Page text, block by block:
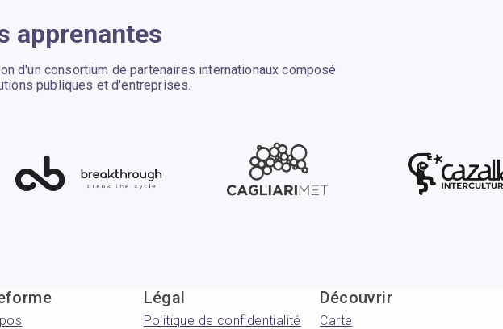
apprenantes
d'un consortium de partenaires internationaux composé
publiques et d'entreprises.
Légal
Politique de confidentialité
Découvrir
Carte